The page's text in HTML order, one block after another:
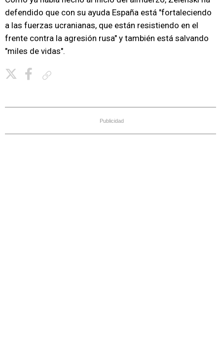
defendido que con su ayuda España está "fortaleciendo
a las fuerzas ucranianas, que están resistiendo en el
frente contra la agresión rusa" y también está salvando
"miles de vidas".
Publicidad